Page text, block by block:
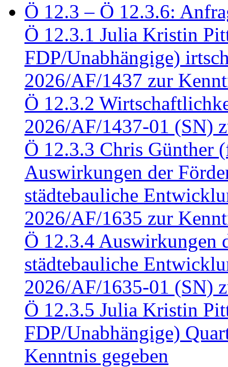
Ö 12.3 – Ö 12.3.6:
Ö 12.3.1 Julia Kristin
FDP/Unabhängige)
2026/AF/1437 zur
Ö 12.3.2
2026/AF/1437-01 (SN)
Ö 12.3.3 Chris Günther
Auswirkungen der
städtebauliche
2026/AF/1635 zur
Ö 12.3.4 Auswirkungen
städtebauliche
2026/AF/1635-01 (SN)
Ö 12.3.5 Julia Kristin
FDP/Unabhängige)
Kenntnis gegeben